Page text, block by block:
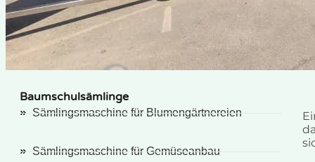
Baumschulsämlinge
Sämlingsmaschine für Blumengärtnereien
Sämlingsmaschine für Gemüseanbau